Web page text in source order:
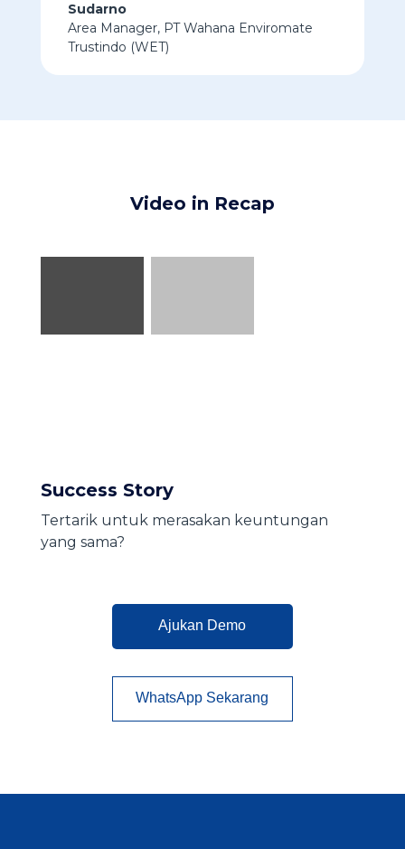
Sudarno
Area Manager, PT Wahana Enviromate
Trustindo (WET)
Video in Recap
Success Story
Tertarik untuk merasakan keuntungan
yang sama?
Ajukan Demo
WhatsApp Sekarang